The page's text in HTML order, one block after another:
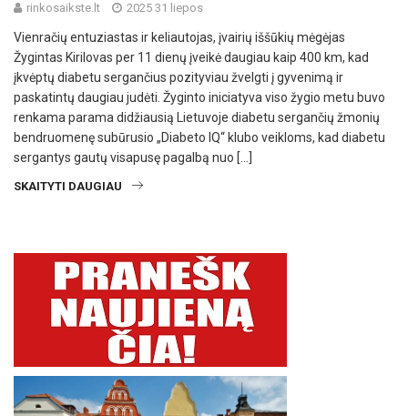
rinkosaikste.lt 2025 31 liepos
Vienračių entuziastas ir keliautojas, įvairių iššūkių mėgėjas
Žygintas Kirilovas per 11 dienų įveikė daugiau kaip 400 km, kad
įkvėptų diabetu sergančius pozityviau žvelgti į gyvenimą ir
paskatintų daugiau judėti. Žyginto iniciatyva viso žygio metu buvo
renkama parama didžiausią Lietuvoje diabetu sergančių žmonių
bendruomenę subūrusio „Diabeto IQ“ klubo veikloms, kad diabetu
sergantys gautų visapusę pagalbą nuo […]
SKAITYTI DAUGIAU